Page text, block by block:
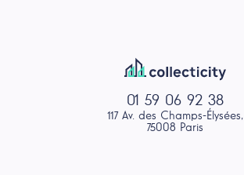
01 59 06 92 38
117 Av. des Champs-Élysées,
75008 Paris